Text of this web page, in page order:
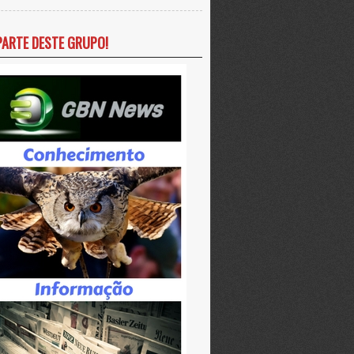
DESTE GRUPO!